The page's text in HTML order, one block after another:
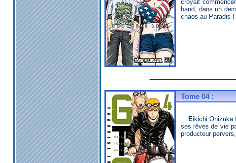
croyait
band, dans un
chaos au Paradis !
Tome 04 :
Eikichi Onizuka fait son grand retour dans l'enseignement : le voilà chargé de la classe des stars de l'école Kisshô ! Mais loin de
ses rêves de vie
producteur